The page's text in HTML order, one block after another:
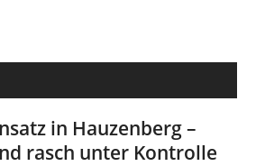
in Hauzenberg –
rasch unter Kontrolle